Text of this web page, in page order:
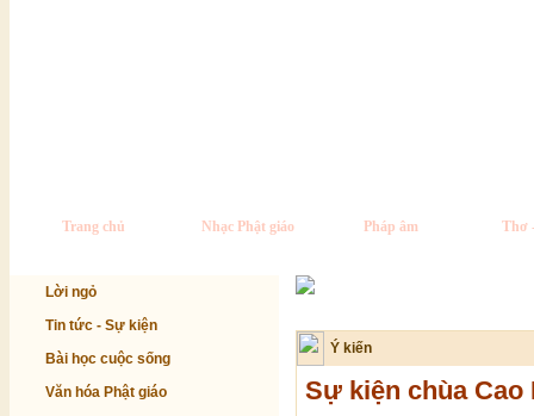
Trang chủ Nhạc Phật giáo Pháp âm Thơ
Lời ngỏ
Tin tức - Sự kiện
Bài học cuộc sống
Văn hóa Phật giáo
Ý kiến
Sự kiện chùa Cao